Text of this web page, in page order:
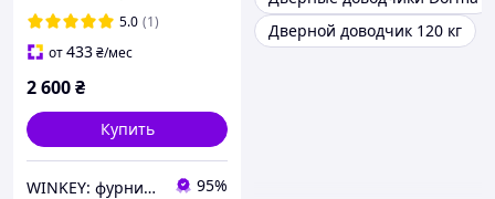
5.0 (1)
от433₴/мес
2 600₴
Купить
WINKEY: фурнитура для окон и дверей 95%
Дверной доводчик 120 кг